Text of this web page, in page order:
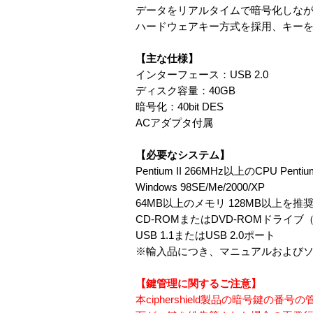
データをリアルタイムで暗号化しな
ハードウェアキー方式を採用、キー
【主な仕様】
インターフェース：USB 2.0
ディスク容量：40GB
暗号化：40bit DES
ACアダプタ付属
【必要なシステム】
Pentium II 266MHz以上のCPU
Windows 98SE/Me/2000/XP
64MB以上のメモリ 128MB以上を推奨
CD-ROMまたはDVD-ROMドライブ
USB 1.1またはUSB 2.0ポート
※輸入品につき、マニュアルおよび
【鍵管理に関するご注意】
本ciphershield製品の暗号鍵の番号の